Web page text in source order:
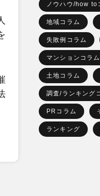
ノウハウ/how to
地域コラム
失敗例コラム
マンションコラム
土地コラム
調査/ランキング
PRコラム
ランキング